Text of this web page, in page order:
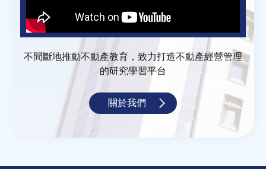
不間斷地推動不動產教育，致力打造不動產經營管理
的研究學習平台
關於我們